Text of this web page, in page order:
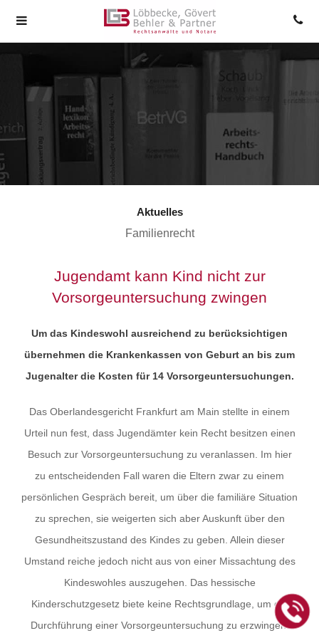
Aktuelles
Familienrecht
Jugendamt kann Kind nicht zur
Vorsorgeuntersuchung zwingen
Um das Kindeswohl ausreichend zu berücksichtigen
übernehmen die Krankenkassen von Geburt an bis zum
Jugenalter die Kosten für 14 Vorsorgeuntersuchungen.
Das Oberlandesgericht Frankfurt am Main stellte in einem
Urteil nun fest, dass Jugendämter kein Recht besitzen einen
Besuch zur Vorsorgeuntersuchung zu veranlassen. Im hier
zu entscheidenden Fall waren die Eltern zwar zu einem
persönlichen Gespräch bereit, um über die familiäre Situation
zu sprechen, sie weigerten sich aber Auskunft über den
Gesundheitszustand des Kindes zu geben. Allein dieser
Umstand reiche jedoch nicht aus von einer Missachtung des
Kindeswohles auszugehen. Das hessische
Kinderschutzgesetz biete keine Rechtsgrundlage, um die
Durchführung einer Vorsorgeuntersuchung zu erzwingen.